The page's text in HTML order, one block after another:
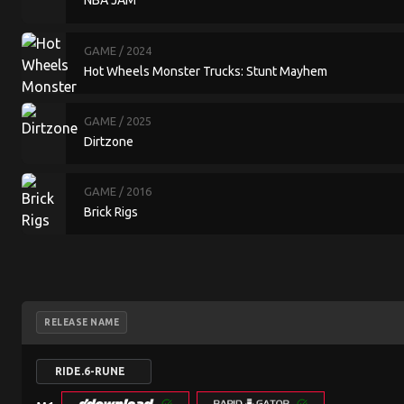
GAME / 2024
Hot Wheels Monster Trucks: Stunt Mayhem
GAME / 2025
Dirtzone
GAME / 2016
Brick Rigs
RELEASE NAME
RIDE.6-RUNE